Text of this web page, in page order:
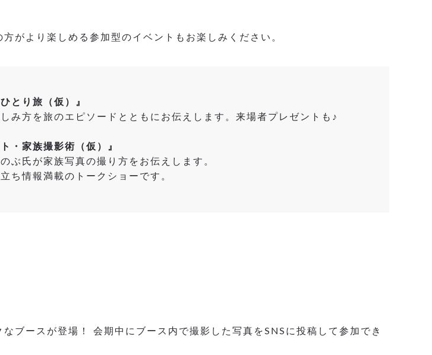
がより楽しめる参加型のイベントもお楽しみください。
とり旅（仮）』
み方を旅のエピソードとともにお伝えします。来場者プレゼントも♪
・家族撮影術（仮）』
ぶ氏が家族写真の撮り方をお伝えします。
ち情報満載のトークショーです。
ブースが登場！ 会期中にブース内で撮影した写真をSNSに投稿して参加でき